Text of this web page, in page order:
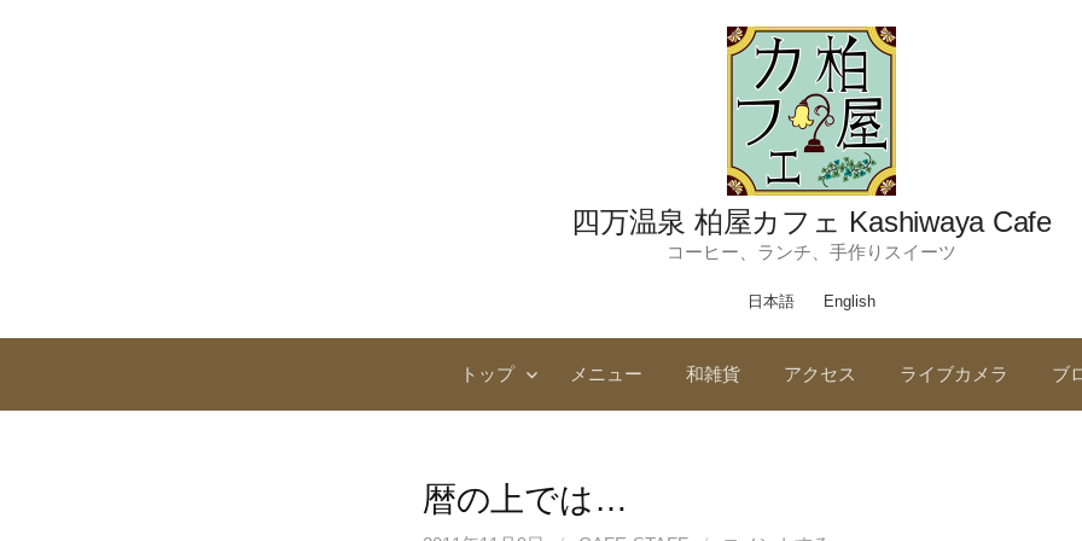
四万温泉 柏屋カフェ Kashiwaya Cafe
コーヒー、ランチ、手作りスイーツ
日本語 English
トップ メニュー 和雑貨 アクセス ライブカメラ ブ
暦の上では…